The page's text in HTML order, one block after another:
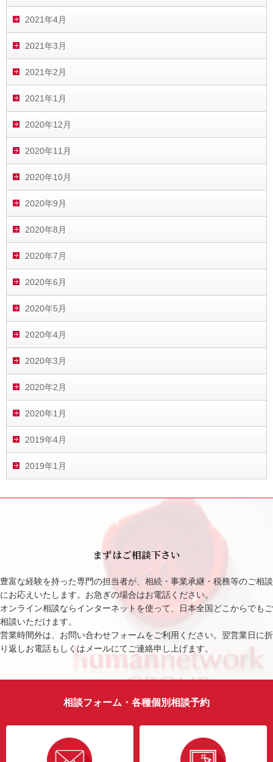
2021年4月
2021年3月
2021年2月
2021年1月
2020年12月
2020年11月
2020年10月
2020年9月
2020年8月
2020年7月
2020年6月
2020年5月
2020年4月
2020年3月
2020年2月
2020年1月
2019年4月
2019年1月
まずはご相談下さい
豊富な経験を持った専門の担当者が、相続・事業承継・税務等のご相談
にお応えいたします。お急ぎの場合はお電話ください。
オンライン相談ならインターネットを使って、日本全国どこからでもご
相談いただけます。
営業時間外は、お問い合わせフォームをご利用ください。翌営業日に折
り返しお電話もしくはメールにてご連絡申し上げます。
相談フォーム・各種個別相談予約